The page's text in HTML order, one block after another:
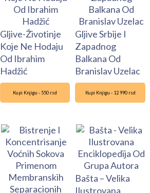
Gljive-Životinje
Koje Ne Hodaju
Od Ibrahim
Hadžić
Gljive Srbije I
Zapadnog
Balkana Od
Branislav Uzelac
Kupi Knjigu - 550 rsd Kupi Knjigu - 12 990 rsd
Bašta – Velika
Ilustrovana